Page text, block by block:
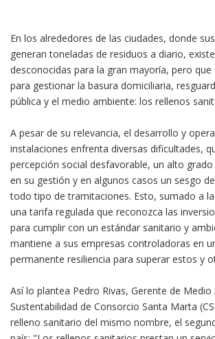
En los alrededores de las ciudades, donde
generan toneladas de residuos a diario,
desconocidas para la gran mayoría, pero que
para gestionar la basura domiciliaria,
pública y el medio ambiente: los rellenos
A pesar de su relevancia, el desarrollo y
instalaciones enfrenta diversas dificultades,
percepción social desfavorable, un alto
en su gestión y en algunos casos un sesgo
todo tipo de tramitaciones. Esto, sumado a
una tarifa regulada que reconozca las
para cumplir con un estándar sanitario y
mantiene a sus empresas controladoras en
permanente resiliencia para superar estos y
Así lo plantea Pedro Rivas, Gerente de
Sustentabilidad de Consorcio Santa Marta
relleno sanitario del mismo nombre, el